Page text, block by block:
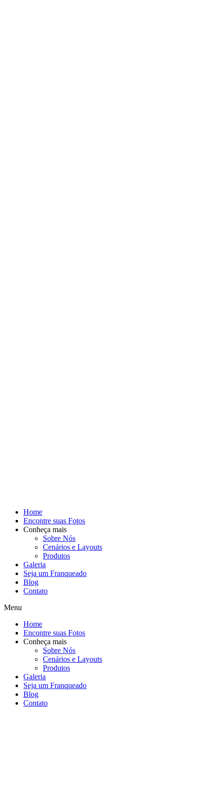
Home
Encontre suas Fotos
Conheça mais
Sobre Nós
Cenários e Layouts
Produtos
Galeria
Seja um Franqueado
Blog
Contato
Menu
Home
Encontre suas Fotos
Conheça mais
Sobre Nós
Cenários e Layouts
Produtos
Galeria
Seja um Franqueado
Blog
Contato